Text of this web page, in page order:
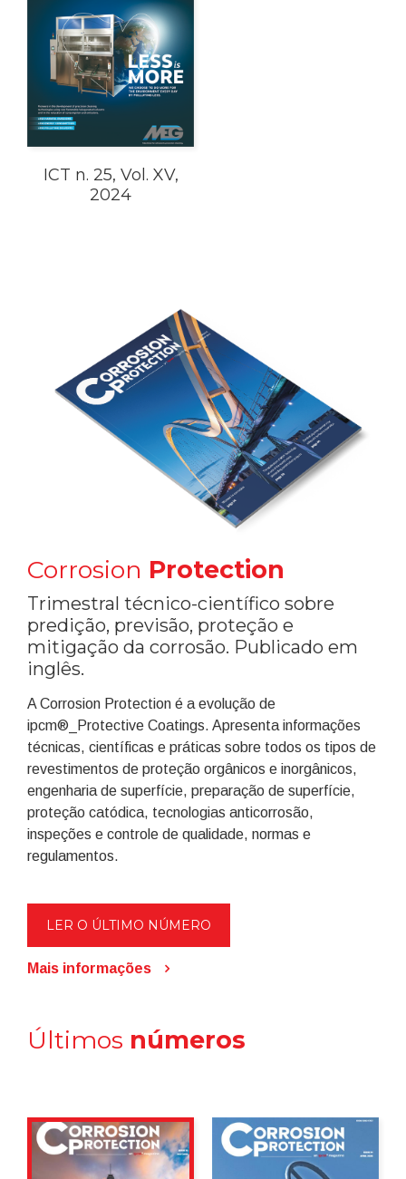
ICT n. 25, Vol. XV,
2024
Corrosion Protection
Trimestral técnico-científico sobre
predição, previsão, proteção e
mitigação da corrosão. Publicado em
inglês.
A Corrosion Protection é a evolução de
ipcm®_Protective Coatings. Apresenta informações
técnicas, científicas e práticas sobre todos os tipos de
revestimentos de proteção orgânicos e inorgânicos,
engenharia de superfície, preparação de superfície,
proteção catódica, tecnologias anticorrosão,
inspeções e controle de qualidade, normas e
regulamentos.
LER O ÚLTIMO NÚMERO
Mais informações
Últimos números